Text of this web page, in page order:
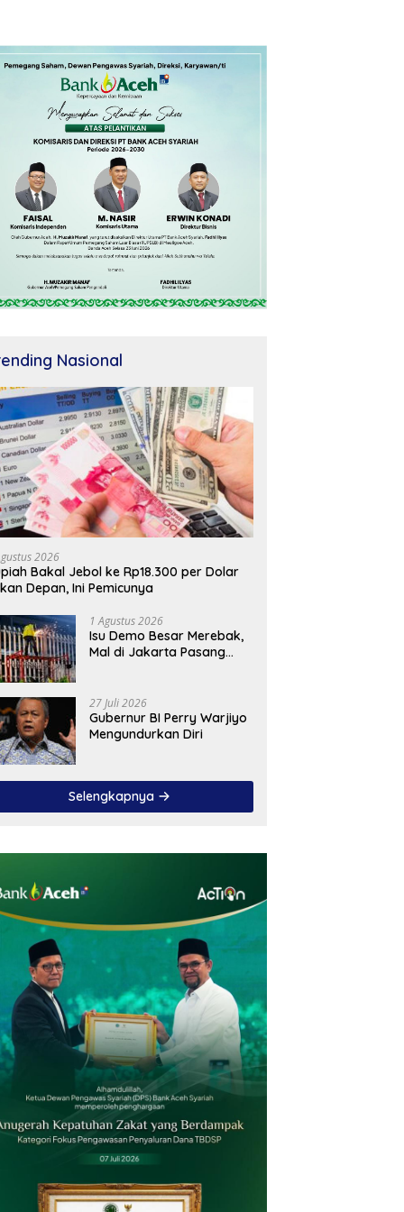
Nasional
2026
Bakal Jebol ke Rp18.300 per Dolar
Depan, Ini Pemicunya
1 Agustus 2026
Isu Demo Besar Merebak,
Mal di Jakarta Pasang
27 Juli 2026
Gubernur BI Perry Warjiyo
Mengundurkan Diri
Selengkapnya